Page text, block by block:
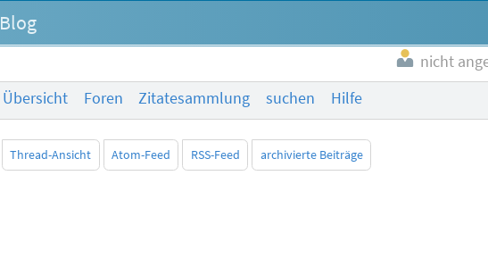
Blog
nicht
Übersicht Foren Zitatesammlung suchen Hilfe
Thread-Ansicht Atom-Feed RSS-Feed archivierte Beiträge